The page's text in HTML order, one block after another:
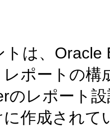
は、Oracle
ポートの構
のレポート
作成されて